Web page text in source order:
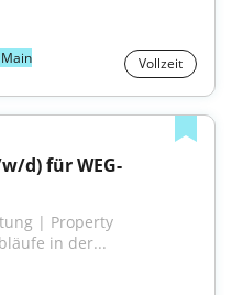
Vollzeit
d) für WEG-
| Property
in der...